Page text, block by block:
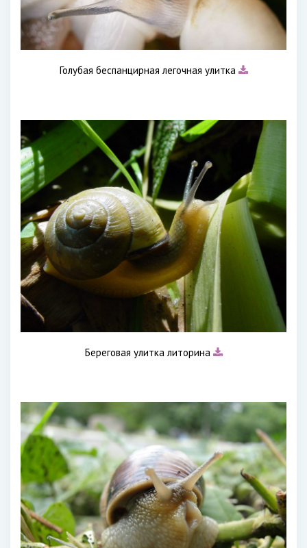
Голубая беспанцирная легочная улитка
Береговая улитка литорина